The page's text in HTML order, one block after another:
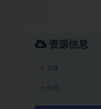
资源信息
普通
会员